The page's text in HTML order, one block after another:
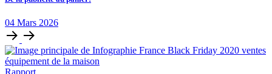
04 Mars 2026
Rapport